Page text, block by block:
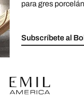
para gres
Subscríbete al